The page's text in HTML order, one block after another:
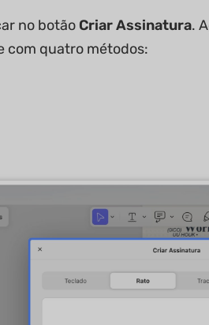
no botão Criar Assinatura.
com quatro métodos: